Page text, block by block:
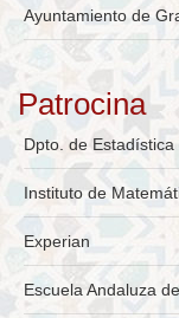
Ayuntamiento de
Patrocina
Dpto. de
Instituto de
Experian
Escuela Andaluza